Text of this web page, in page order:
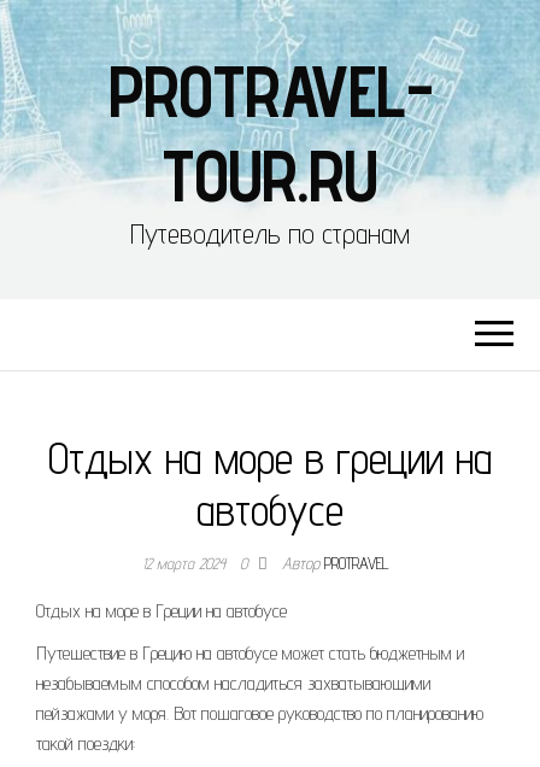
PROTRAVEL-
TOUR.RU
Путеводитель по странам
Отдых на море в греции на
автобусе
12 марта 2024 0 АвторPROTRAVEL
Отдых на море в Греции на автобусе
Путешествие в Грецию на автобусе может стать бюджетным и
незабываемым способом насладиться захватывающими
пейзажами у моря. Вот пошаговое руководство по планированию
такой поездки: